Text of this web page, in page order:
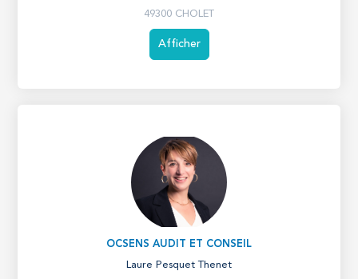
49300 CHOLET
Afficher
OCSENS AUDIT ET CONSEIL
Laure Pesquet Thenet